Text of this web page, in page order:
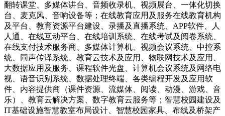
翻转课堂、多媒体讲台、音频收录机、视频展台、一体化切换
台、麦克风、音响设备等；在线教育应用及服务在线教育机构
及平台、教育资源平台建设、录播及直播系统、APP软件、人
人通、在线互动平台、在线培训系统、在线考试及阅卷系统、
在线支付技术服务商、多媒体计算机、视频会议系统、中控系
统、同声传译系统、教育云技术及应用、物联网技术及应用、
大数据应用及服务、课程软件光盘、计算机会议系统及网络电
视、语音识别系统、数据处理终端、各类编程开发及应用软
件、内容提供商（课件资源、流媒体、阅读、动漫、游戏、音
乐）、教育云解决方案、数字教育云服务等；智慧校园建设及
IT基础设施智慧教室布局设计、智慧校园家具、布线及桥架产